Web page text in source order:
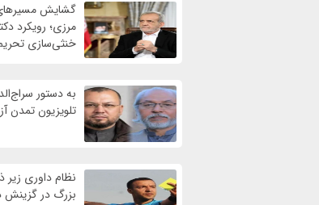
گشایش
مرزی؛ رویکرد
خنثی‌سازی
به دستور
تلویزیون تمدن
نظام داوری
بزرگ در گزینش